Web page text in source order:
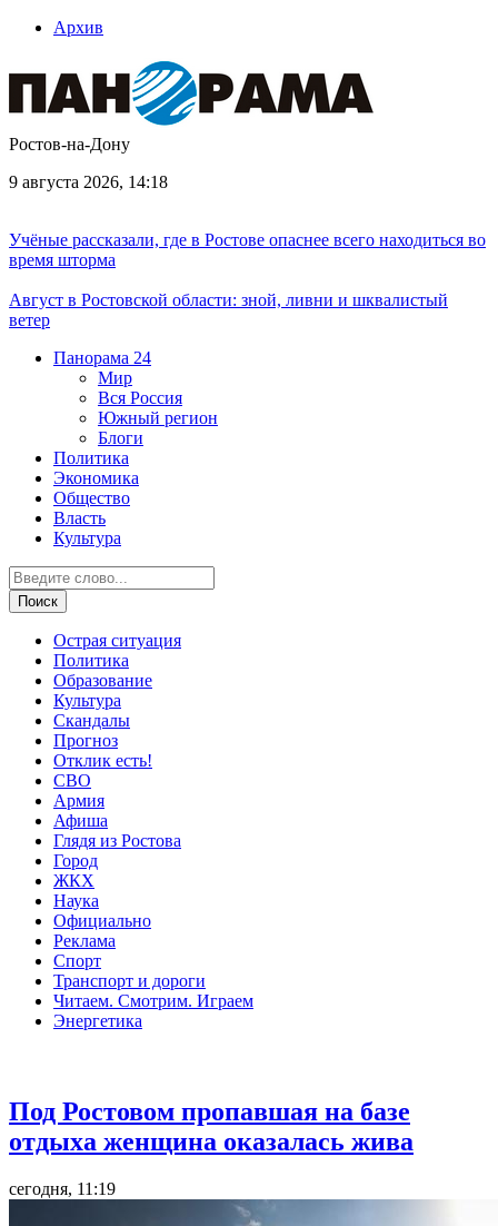
Архив
Ростов-на-Дону
9 августа 2026, 14:18
Учёные рассказали, где в Ростове опаснее всего находиться во
время шторма
Август в Ростовской области: зной, ливни и шквалистый
ветер
Панорама 24
Мир
Вся Россия
Южный регион
Блоги
Политика
Экономика
Общество
Власть
Культура
Острая ситуация
Политика
Образование
Культура
Скандалы
Прогноз
Отклик есть!
СВО
Армия
Афиша
Глядя из Ростова
Город
ЖКХ
Наука
Официально
Реклама
Спорт
Транспорт и дороги
Читаем. Смотрим. Играем
Энергетика
Под Ростовом пропавшая на базе
отдыха женщина оказалась жива
сегодня, 11:19